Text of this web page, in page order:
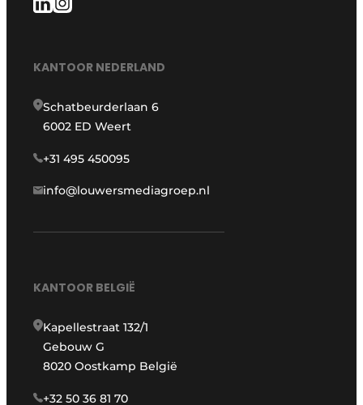
KANTOOR NEDERLAND
Schatbeurderlaan 6
6002 ED Weert
+31 495 450095
info@louwersmediagroep.nl
KANTOOR BELGIË
Kapellestraat 132/1
Gebouw G
8020 Oostkamp België
+32 50 36 81 70